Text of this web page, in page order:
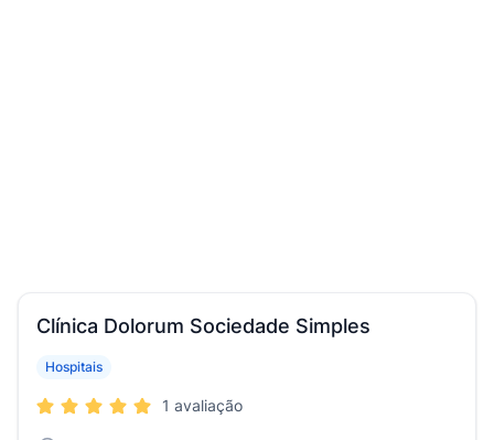
Clínica Dolorum Sociedade Simples
Hospitais
1 avaliação